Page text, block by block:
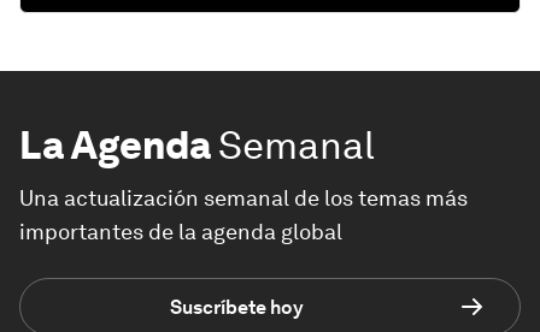
La AgendaSemanal
Una actualización semanal de los temas más
importantes de la agenda global
Suscríbete hoy